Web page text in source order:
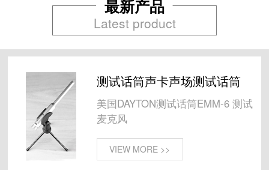
最新产品
Latest product
测试话筒声卡声场测试话筒
美国DAYTON测试话筒EMM-6 测试
麦克风
VIEW MORE >>